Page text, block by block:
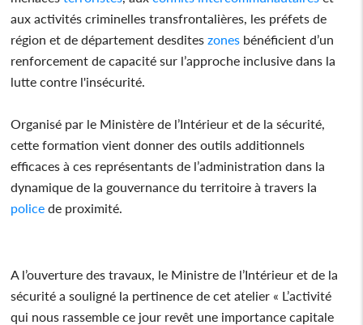
aux activités criminelles transfrontalières, les préfets de
région et de département desditeszones bénéficient d’un
renforcement de capacité sur l’approche inclusive dans la
lutte contre l'insécurité.
Organisé par le Ministère de l’Intérieur et de la sécurité,
cette formation vient donner des outils additionnels
efficaces à ces représentants de l’administration dans la
dynamique de la gouvernance du territoire à travers la
police de proximité.
A l’ouverture des travaux, le Ministre de l’Intérieur et de la
sécurité a souligné la pertinence de cet atelier « L’activité
qui nous rassemble ce jour revêt une importance capitale